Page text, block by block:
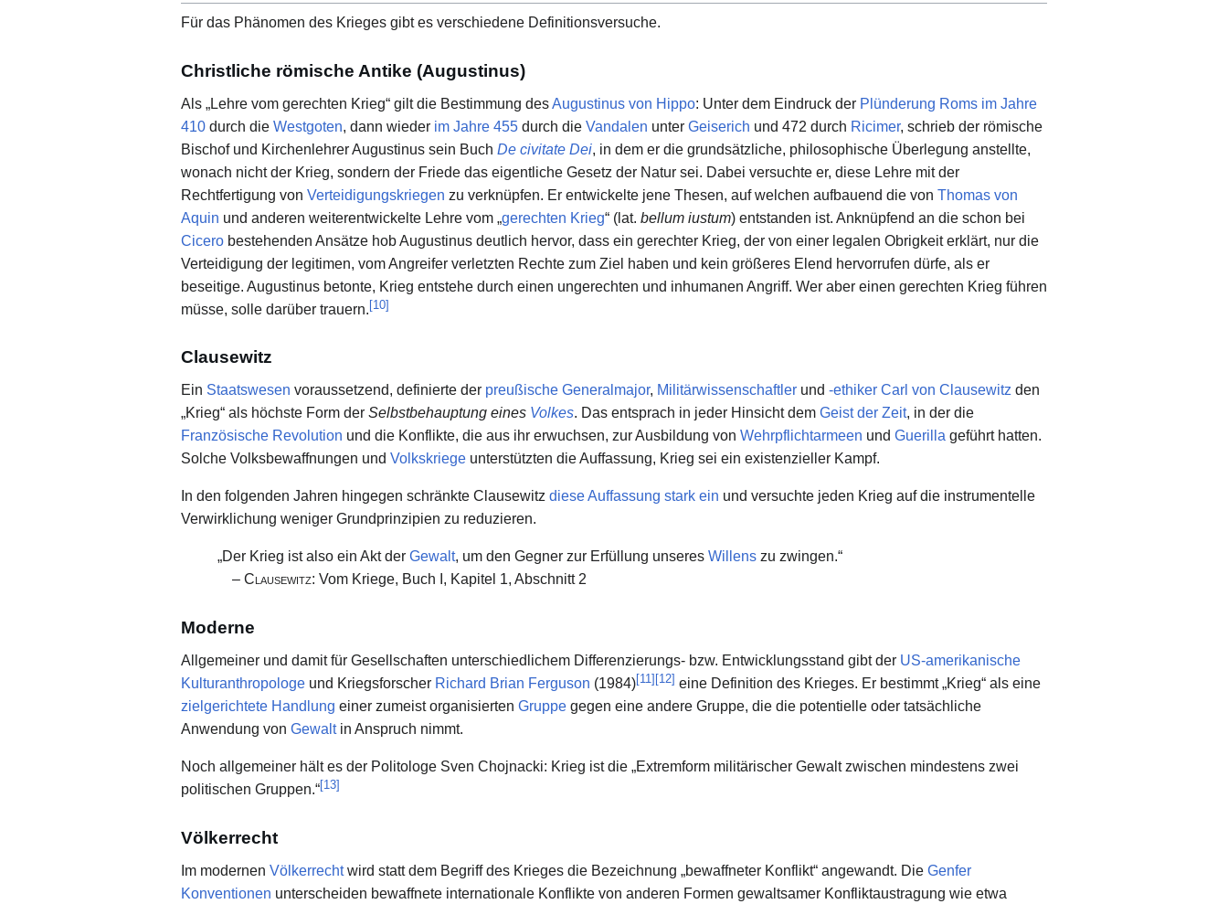
Für das Phänomen des Krieges gibt es verschiedene Definitionsversuche.
Christliche römische Antike (Augustinus)
Als „Lehre vom gerechten Krieg“ gilt die Bestimmung desAugustinus von Hippo: Unter dem Eindruck der Plünderung Roms im Jahre
410 durch die Westgoten, dann wieder im Jahre 455 durch die Vandalen unter Geiserich und 472 durch Ricimer, schrieb der römische
Bischof und Kirchenlehrer Augustinus sein Buch De civitate Dei, in dem er die grundsätzliche, philosophische Überlegung anstellte,
wonach nicht der Krieg, sondern der Friede das eigentliche Gesetz der Natur sei. Dabei versuchte er, diese Lehre mit der
Rechtfertigung von Verteidigungskriegen zu verknüpfen. Er entwickelte jene Thesen, auf welchen aufbauend die von Thomas von
Aquin und anderen weiterentwickelte Lehre vom „gerechten Krieg“ (lat. bellum iustum) entstanden ist. Anknüpfend an die schon bei
Cicero bestehenden Ansätze hob Augustinus deutlich hervor, dass ein gerechter Krieg, der von einer legalen Obrigkeit erklärt, nur die
Verteidigung der legitimen, vom Angreifer verletzten Rechte zum Ziel haben und kein größeres Elend hervorrufen dürfe, als er
beseitige. Augustinus betonte, Krieg entstehe durch einen ungerechten und inhumanen Angriff. Wer aber einen gerechten Krieg führen
müsse, solle darüber trauern.[10]
Clausewitz
Ein Staatswesen voraussetzend, definierte der preußische Generalmajor, Militärwissenschaftler und -ethiker Carl von Clausewitz den
„Krieg“ als höchste Form der Selbstbehauptung eines Volkes. Das entsprach in jeder Hinsicht dem Geist der Zeit, in der die
Französische Revolution und die Konflikte, die aus ihr erwuchsen, zur Ausbildung von Wehrpflichtarmeen und Guerilla geführt hatten.
Solche Volksbewaffnungen und Volkskriege unterstützten die Auffassung, Krieg sei ein existenzieller Kampf.
In den folgenden Jahren hingegen schränkte Clausewitz diese Auffassung stark ein und versuchte jeden Krieg auf die instrumentelle
Verwirklichung weniger Grundprinzipien zu reduzieren.
„Der Krieg ist also ein Akt der Gewalt, um den Gegner zur Erfüllung unseres Willens zu zwingen.“
– Clausewitz: Vom Kriege, Buch I, Kapitel 1, Abschnitt 2
Moderne
Allgemeiner und damit für Gesellschaften unterschiedlichem Differenzierungs- bzw. Entwicklungsstand gibt der US-amerikanische
Kulturanthropologe und Kriegsforscher Richard Brian Ferguson (1984)[11][12] eine Definition des Krieges. Er bestimmt „Krieg“ als eine
zielgerichtete Handlung einer zumeist organisierten Gruppe gegen eine andere Gruppe, die die potentielle oder tatsächliche
Anwendung von Gewaltin Anspruch nimmt.
Noch allgemeiner hält es der Politologe Sven Chojnacki: Krieg ist die „Extremform militärischer Gewalt zwischen mindestens zwei
politischen Gruppen.“[13]
Völkerrecht
Im modernen Völkerrechtwird statt dem Begriff des Krieges die Bezeichnung „bewaffneter Konflikt“ angewandt. Die Genfer
Konventionen unterscheiden bewaffnete internationale Konflikte von anderen Formen gewaltsamer Konfliktaustragung wie etwa